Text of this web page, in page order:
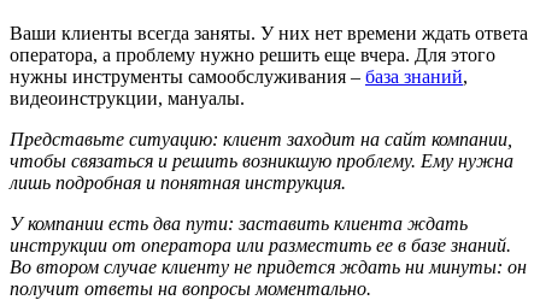
Ваши клиенты всегда заняты. У них нет времени ждать ответа
оператора, а проблему нужно решить еще вчера. Для этого
нужны инструменты самообслуживания – база знаний,
видеоинструкции, мануалы.
Представьте ситуацию: клиент заходит на сайт компании,
чтобы связаться и решить возникшую проблему. Ему нужна
лишь подробная и понятная инструкция.
У компании есть два пути: заставить клиента ждать
инструкции от оператора или разместить ее в базе знаний.
Во втором случае клиенту не придется ждать ни минуты: он
получит ответы на вопросы моментально.